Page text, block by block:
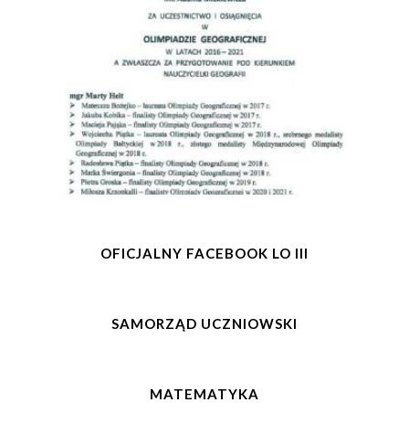
OFICJALNY FACEBOOK LO III
SAMORZĄD UCZNIOWSKI
MATEMATYKA